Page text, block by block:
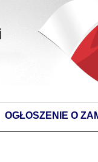
OGŁOSZENIE O